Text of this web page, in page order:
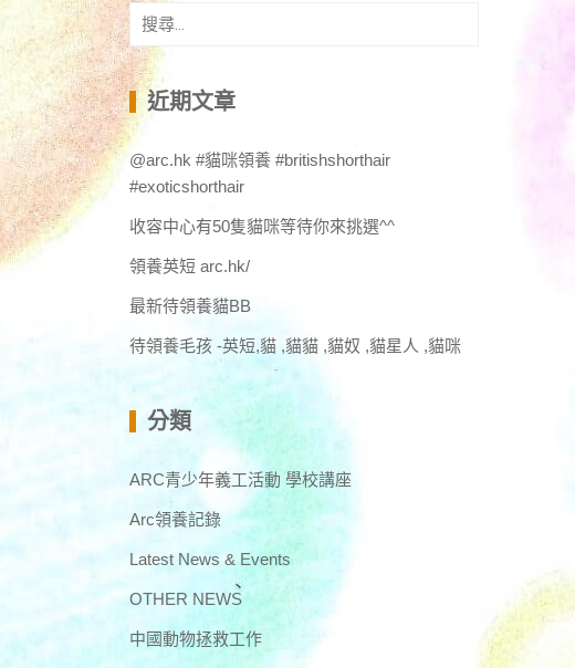
搜
尋
關
鍵
字:
近期文章
@arc.hk #貓咪領養 #britishshorthair
#exoticshorthair
收容中心有50隻貓咪等待你來挑選^^
領養英短 arc.hk/
最新待領養貓BB
待領養毛孩 -英短,貓 ,貓貓 ,貓奴 ,貓星人 ,貓咪
分類
ARC青少年義工活動 學校講座
Arc領養記錄
Latest News & Events
OTHER NEWS
中國動物拯救工作